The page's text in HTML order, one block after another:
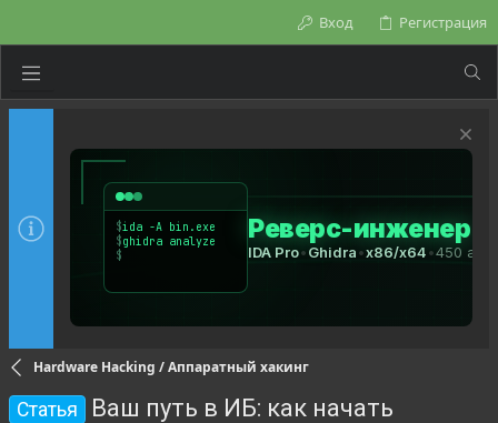
Вход Регистрация
Hardware Hacking / Аппаратный хакинг
Статья
Ваш путь в ИБ: как начать